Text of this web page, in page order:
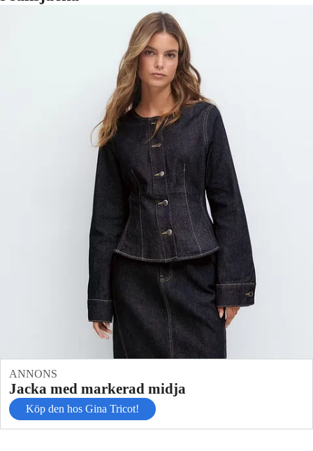
ANNONS
Jacka med markerad midja
Köp den hos Gina Tricot!